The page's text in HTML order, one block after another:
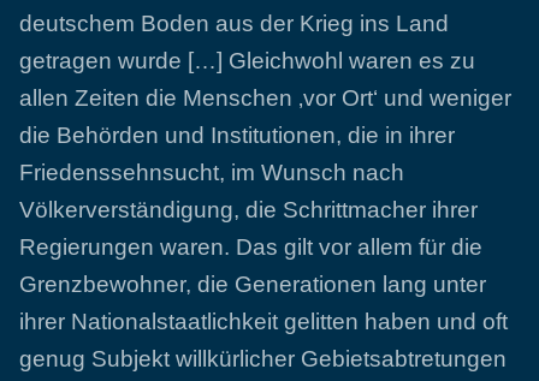
deutschem Boden aus der Krieg ins Land
getragen wurde […] Gleichwohl waren es zu
allen Zeiten die Menschen ‚vor Ort‘ und weniger
die Behörden und Institutionen, die in ihrer
Friedenssehnsucht, im Wunsch nach
Völkerverständigung, die Schrittmacher ihrer
Regierungen waren. Das gilt vor allem für die
Grenzbewohner, die Generationen lang unter
ihrer Nationalstaatlichkeit gelitten haben und oft
genug Subjekt willkürlicher Gebietsabtretungen